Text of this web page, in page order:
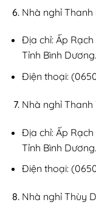
Nhà nghỉ Thanh
Địa chỉ: Ấp
Tỉnh Bình Dương.
Điện thoại:
Nhà nghỉ Thanh
Địa chỉ: Ấp
Tỉnh Bình Dương.
Điện thoại:
Nhà nghỉ Thùy